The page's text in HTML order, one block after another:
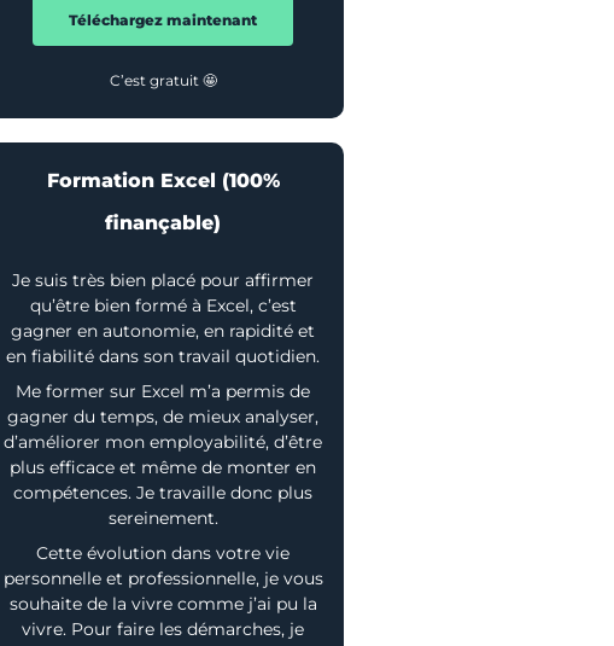
Téléchargez maintenant
C’est gratuit 🤩
Formation Excel (100%
finançable)
Je suis très bien placé pour affirmer
qu’être bien formé à Excel, c’est
gagner en autonomie, en rapidité et
en fiabilité dans son travail quotidien.
Me former sur Excel m’a permis de
gagner du temps, de mieux analyser,
d’améliorer mon employabilité, d’être
plus efficace et même de monter en
compétences. Je travaille donc plus
sereinement.
Cette évolution dans votre vie
personnelle et professionnelle, je vous
souhaite de la vivre comme j’ai pu la
vivre. Pour faire les démarches, je